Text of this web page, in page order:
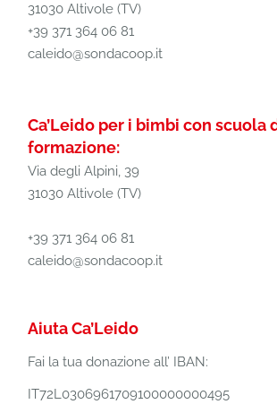
31030 Altivole (TV)
+39 371 364 06 81
caleido@sondacoop.it
Ca’Leido per i bimbi con scuola
formazione:
Via degli Alpini, 39
31030 Altivole (TV)
+39 371 364 06 81
caleido@sondacoop.it
Aiuta Ca’Leido
Fai la tua donazione all’ IBAN:
IT72L0306961709100000000495